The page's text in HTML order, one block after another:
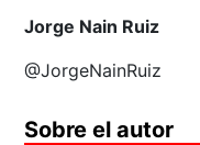
Jorge Nain Ruiz
@JorgeNainRuiz
Sobre el autor